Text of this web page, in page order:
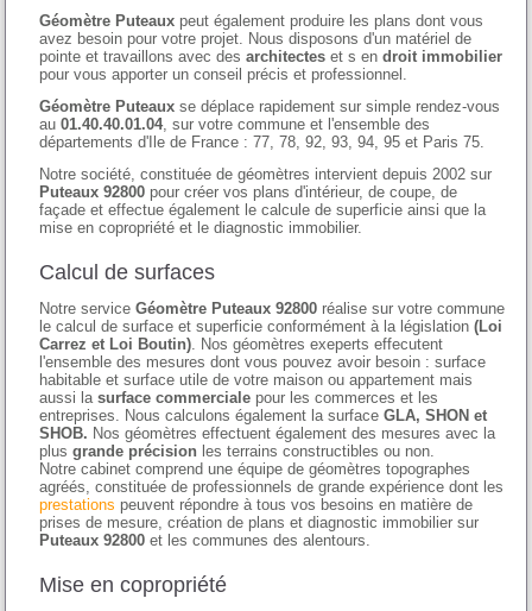
Géomètre Puteaux peut également produire les plans dont vous
avez besoin pour votre projet. Nous disposons d'un matériel de
pointe et travaillons avec desarchitectes et s endroit immobilier
pour vous apporter un conseil précis et professionnel.
Géomètre Puteaux se déplace rapidement sur simple rendez-vous
au01.40.40.01.04, sur votre commune et l'ensemble des
départements d'Ile de France : 77, 78, 92, 93, 94, 95 et Paris 75.
Notre société, constituée de géomètres intervient depuis 2002 sur
Puteaux 92800 pour créer vos plans d'intérieur, de coupe, de
façade et effectue également le calcule de superficie ainsi que la
mise en copropriété et le diagnostic immobilier.
Calcul de surfaces
Notre serviceGéomètre Puteaux 92800 réalise sur votre commune
le calcul de surface et superficie conformément à la législation(Loi
Carrez et Loi Boutin). Nos géomètres exeperts effecutent
l'ensemble des mesures dont vous pouvez avoir besoin : surface
habitable et surface utile de votre maison ou appartement mais
aussi lasurface commerciale pour les commerces et les
entreprises. Nous calculons également la surfaceGLA, SHON et
SHOB. Nos géomètres effectuent également des mesures avec la
plusgrande précision les terrains constructibles ou non.
Notre cabinet comprend une équipe de géomètres topographes
agréés, constituée de professionnels de grande expérience dont les
prestations peuvent répondre à tous vos besoins en matière de
prises de mesure, création de plans et diagnostic immobilier sur
Puteaux 92800 et les communes des alentours.
Mise en copropriété